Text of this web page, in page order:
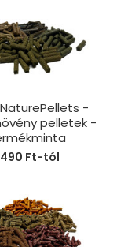
-
pelletek -
490 Ft-tól